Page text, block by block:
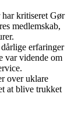
kritiseret Gør
medlemskab,
erfaringer
var vidende om
over uklare
at blive trukket